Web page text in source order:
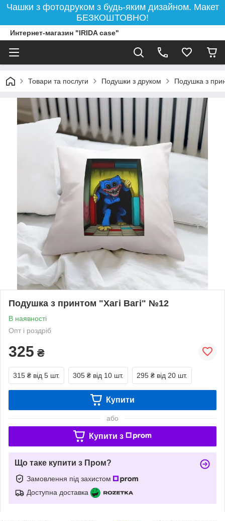
Чашки з фотодруком з будь-яким дизайном. Макет
БЕЗКОШТОВНО!
Интернет-магазин "IRIDA case"
Товари та послуги Подушки з друком Подушка з
Подушка з принтом "Хагі Вагі" №12
В наявності
Опт і роздріб
325 ₴
315 ₴ від 5 шт. 305 ₴ від 10 шт. 295 ₴ від 20 шт.
Купити
або
Купити з
Що таке купити з Пром?
Замовлення під захистом
Доступна доставка